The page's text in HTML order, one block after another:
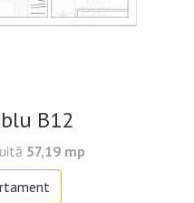
B12
57,19 mp